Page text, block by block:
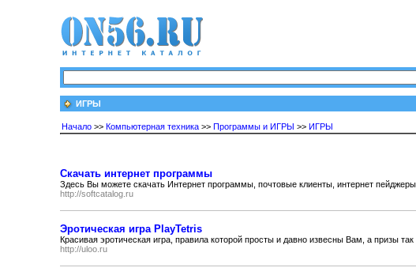
ИГРЫ
Начало >> Компьютерная техника >> Программы и ИГРЫ >> ИГРЫ
Скачать интернет программы
Здесь Вы можете скачать Интернет программы, почтовые клиенты, интернет
http://softcatalog.ru
Эротическая игра PlayTetris
Красивая эротическая игра, правила которой просты и давно извесны Вам, а призы
http://uloo.ru